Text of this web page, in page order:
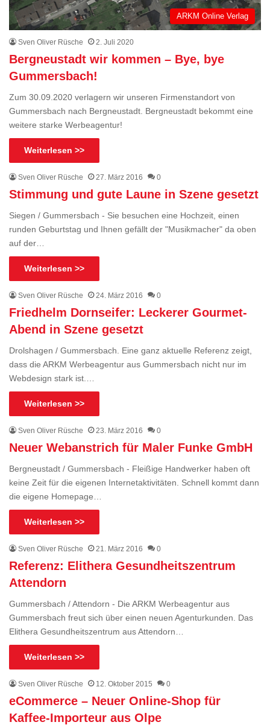
ARKM Online Verlag
Sven Oliver Rüsche 2. Juli 2020
Bergneustadt wir kommen – Bye, bye
Gummersbach!
Zum 30.09.2020 verlagern wir unseren Firmenstandort von
Gummersbach nach Bergneustadt. Bergneustadt bekommt eine
weitere starke Werbeagentur!
Weiterlesen >>
Sven Oliver Rüsche 27. März 2016 0
Stimmung und gute Laune in Szene gesetzt
Siegen / Gummersbach - Sie besuchen eine Hochzeit, einen
runden Geburtstag und Ihnen gefällt der "Musikmacher" da oben
auf der…
Weiterlesen >>
Sven Oliver Rüsche 24. März 2016 0
Friedhelm Dornseifer: Leckerer Gourmet-
Abend in Szene gesetzt
Drolshagen / Gummersbach. Eine ganz aktuelle Referenz zeigt,
dass die ARKM Werbeagentur aus Gummersbach nicht nur im
Webdesign stark ist.…
Weiterlesen >>
Sven Oliver Rüsche 23. März 2016 0
Neuer Webanstrich für Maler Funke GmbH
Bergneustadt / Gummersbach - Fleißige Handwerker haben oft
keine Zeit für die eigenen Internetaktivitäten. Schnell kommt dann
die eigene Homepage…
Weiterlesen >>
Sven Oliver Rüsche 21. März 2016 0
Referenz: Elithera Gesundheitszentrum
Attendorn
Gummersbach / Attendorn - Die ARKM Werbeagentur aus
Gummersbach freut sich über einen neuen Agenturkunden. Das
Elithera Gesundheitszentrum aus Attendorn…
Weiterlesen >>
Sven Oliver Rüsche 12. Oktober 2015 0
eCommerce – Neuer Online-Shop für
Kaffee-Importeur aus Olpe